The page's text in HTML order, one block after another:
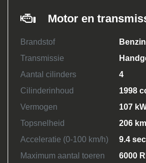
Motor en
Brandstof
Transmissie
Aantal cilinders
4
Cilinderinhoud
1998
Vermogen
107
Topsnelheid
206
Acceleratie (0-100 km/h)
9.4
Maximum aantal toeren
6000